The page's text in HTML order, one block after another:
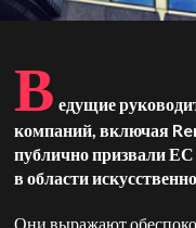
В едущие
компаний, включая
публично призвали
в области
Они выражают